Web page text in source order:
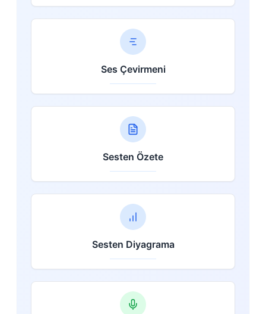
Ses Çevirmeni
Sesten Özete
Sesten Diyagrama